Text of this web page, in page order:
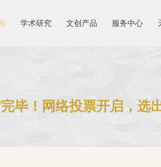
学术研究 文创产品 服务中心
毕！网络投票开启，选